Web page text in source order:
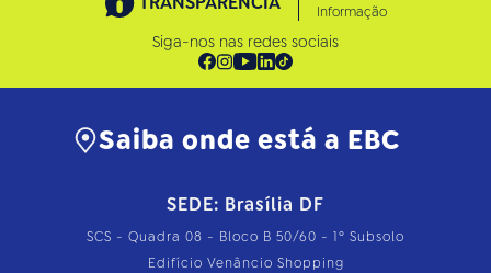
Informação
Siga-nos nas redes sociais
Saiba onde está a EBC
SEDE: Brasília DF
SCS - Quadra 08 - Bloco B 50/60 - 1º Subsolo
Edifício Venâncio Shopping